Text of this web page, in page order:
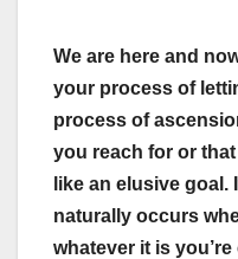
We are here and
your process of
process of
you reach for or
like an elusive
naturally occurs
whatever it is